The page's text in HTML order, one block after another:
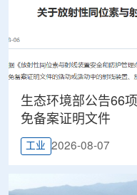
生态环境部公告66
免备案证明文件
工业 2026-08-07